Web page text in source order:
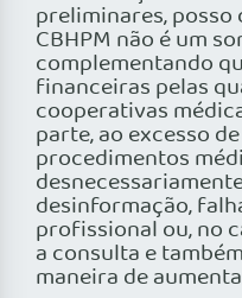
preliminares, posso
CBHPM não é um
complementando
financeiras pelas
cooperativas
parte, ao excesso
procedimentos
desinformação,
profissional ou, no
a consulta e
maneira de